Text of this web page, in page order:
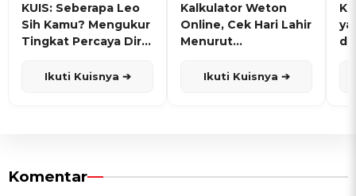
KUIS: Seberapa Leo
Sih Kamu? Mengukur
Tingkat Percaya Diri
Ikuti Kuisnya ➔
Kalkulator Weton
Online, Cek Hari Lahir
Menurut
Ikuti Kuisnya ➔
Komentar